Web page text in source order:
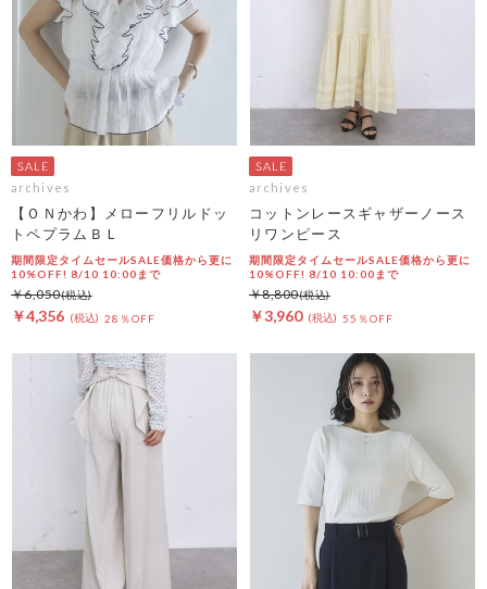
archives
【ＯＮかわ】メローフリルドッ
トペプラムＢＬ
期間限定タイムセールSALE価格から更に
10%OFF! 8/10 10:00まで
￥4,356 28％OFF
￥6,050
archives
コットンレースギャザーノース
リワンピース
期間限定タイムセールSALE価格から更に
10%OFF! 8/10 10:00まで
￥3,960 55％OFF
￥8,800